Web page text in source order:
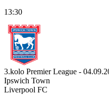
13:30
3.kolo Premier League -
Ipswich Town
Liverpool FC